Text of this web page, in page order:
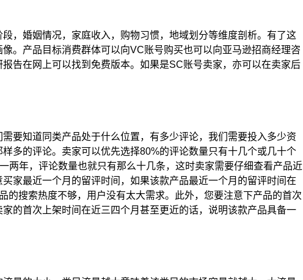
，婚姻情况，家庭收入，购物习惯，地域划分等维度剖析。有了这
。产品目标消费群体可以向VC账号购买也可以向亚马逊招商经理咨
告在网上可以找到免费版本。如果是SC账号卖家，亦可以在卖家后
要知道同类产品处于什么位置，有多少评论，我们需要投入多少资
多的评论。卖家可以优先选择80%的评论数量只有十几个或几十个
两年，评论数量也就只有那么十几条，这时卖家需要仔细查看产品近
家最近一个月的留评时间，如果该款产品最近一个月的留评时间在
的搜索热度不够，用户没有太大需求。此外，您要注意下产品的首次
家的首次上架时间在近三四个月甚至更近的话，说明该款产品具备一